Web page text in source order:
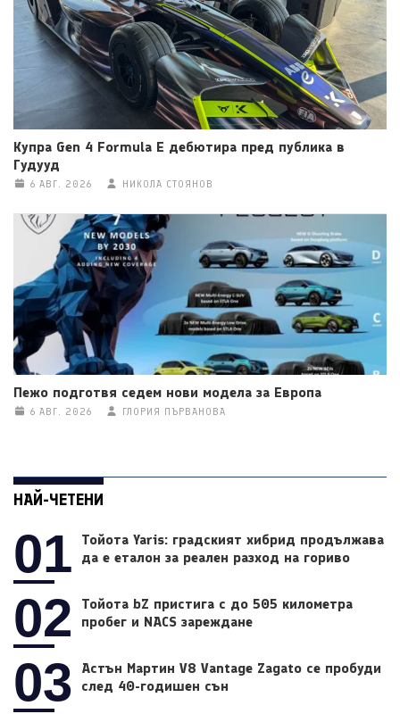
Купра Gen 4 Formula E дебютира пред публика в
Гудууд
6 АВГ. 2026 НИКОЛА СТОЯНОВ
Пежо подготвя седем нови модела за Европа
6 АВГ. 2026 ГЛОРИЯ ПЪРВАНОВА
НАЙ-ЧЕТЕНИ
01
Тойота Yaris: градският хибрид продължава
да е еталон за реален разход на гориво
02
Тойота bZ пристига с до 505 километра
пробег и NACS зареждане
03
Астън Мартин V8 Vantage Zagato се пробуди
след 40-годишен сън